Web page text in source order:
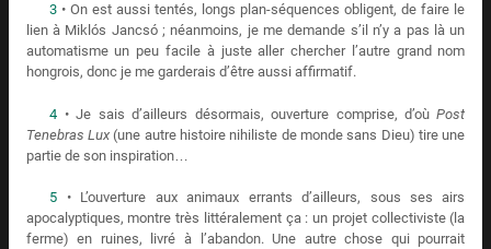
3 • On est aussi tentés, longs plan-séquences obligent, de faire le
lien à Miklós Jancsó ; néanmoins, je me demande s’il n’y a pas là un
automatisme un peu facile à juste aller chercher l’autre grand nom
hongrois, donc je me garderais d’être aussi affirmatif.
4 • Je sais d’ailleurs désormais, ouverture comprise, d’oùPost
Tenebras Lux(une autre histoire nihiliste de monde sans Dieu) tire une
partie de son inspiration…
5 • L’ouverture aux animaux errants d’ailleurs, sous ses airs
apocalyptiques, montre très littéralement ça : un projet collectiviste (la
ferme) en ruines, livré à l’abandon. Une autre chose qui pourrait